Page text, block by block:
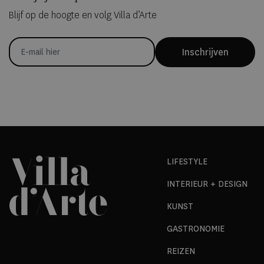
Blijf op de hoogte en volg Villa d’Arte
Inschrijven
LIFESTYLE
INTERIEUR + DESIGN
KUNST
GASTRONOMIE
REIZEN